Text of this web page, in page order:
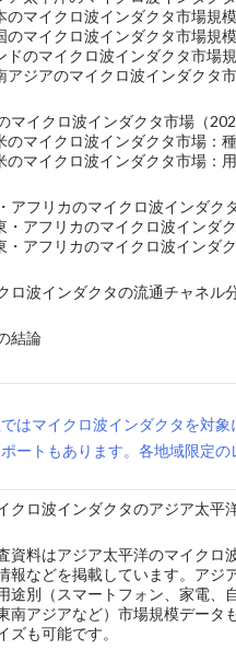
のマイクロ波インダクタ市場規模
のマイクロ波インダクタ市場規模
ドのマイクロ波インダクタ市場
アジアのマイクロ波インダクタ
マイクロ波インダクタ市場（
のマイクロ波インダクタ市場：
のマイクロ波インダクタ市場：
アフリカのマイクロ波インダク
・アフリカのマイクロ波インダ
・アフリカのマイクロ波インダ
ロ波インダクタの流通チャネル
結論
はマイクロ波インダクタを対象
ートもあります。各地域限定
イクロ波インダクタのアジア太平
資料はアジア太平洋のマイクロ
報などを掲載しています。アジ
途別（スマートフォン、家電、
南アジアなど）市場規模データ
ズも可能です。